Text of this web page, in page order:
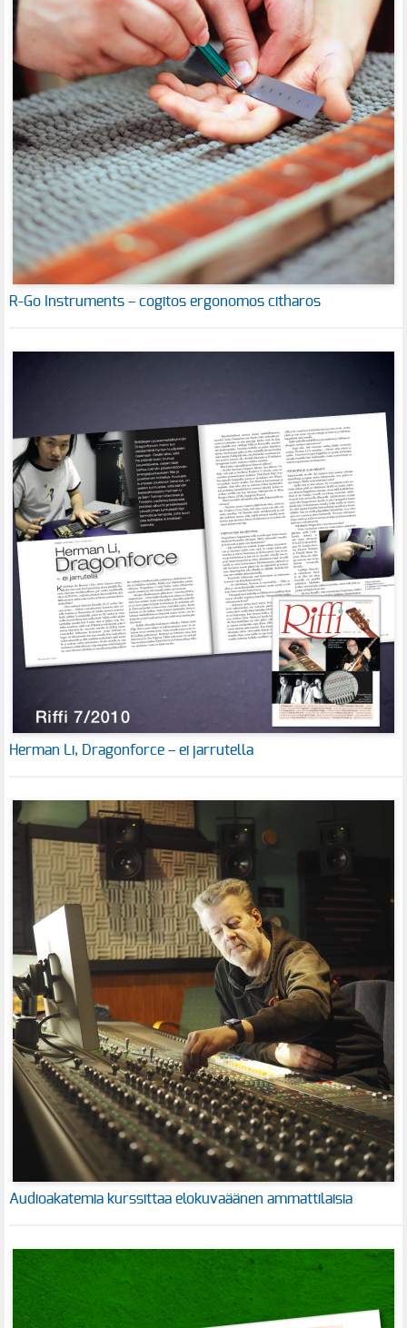
R-Go Instruments – cogitos ergonomos citharos
Herman Li, Dragonforce – ei jarrutella
Audioakatemia kurssittaa elokuvaäänen ammattilaisia